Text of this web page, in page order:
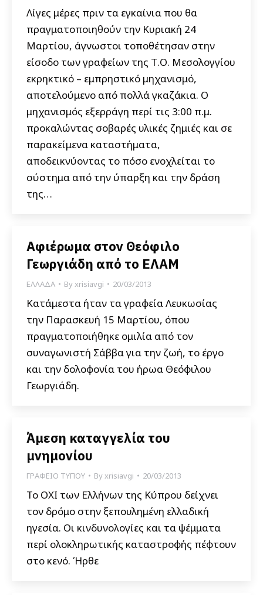
Λίγες μέρες πριν τα εγκαίνια που θα
πραγματοποιηθούν την Κυριακή 24
Μαρτίου, άγνωστοι τοποθέτησαν στην
είσοδο των γραφείων της Τ.Ο. Μεσολογγίου
εκρηκτικό – εμπρηστικό μηχανισμό,
αποτελούμενο από πολλά γκαζάκια. Ο
μηχανισμός εξερράγη περί τις 3:00 π.μ.
προκαλώντας σοβαρές υλικές ζημιές και σε
παρακείμενα καταστήματα,
αποδεικνύοντας το πόσο ενοχλείται το
σύστημα από την ύπαρξη και την δράση
της…
Αφιέρωμα στον Θεόφιλο
Γεωργιάδη από το ΕΛΑΜ
ΕΛΛΑΔΑ Byxrisiavgi 20/03/2013
Κατάμεστα ήταν τα γραφεία Λευκωσίας
την Παρασκευή 15 Μαρτίου, όπου
πραγματοποιήθηκε ομιλία από τον
συναγωνιστή Σάββα για την ζωή, το έργο
και την δολοφονία του ήρωα Θεόφιλου
Γεωργιάδη.
Άμεση καταγγελία του
μνημονίου
ΓΡΑΦΕΙΟ ΤΥΠΟΥ Byxrisiavgi 20/03/2013
Το ΟΧΙ των Ελλήνων της Κύπρου δείχνει
τον δρόμο στην ξεπουλημένη ελλαδική
ηγεσία. Οι κινδυνολογίες και τα ψέμματα
περί ολοκληρωτικής καταστροφής πέφτουν
στο κενό. Ήρθε